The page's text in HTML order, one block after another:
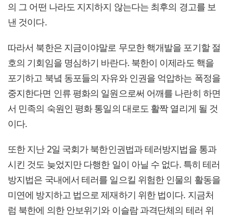
의 그 어떤 나라도 지지하지 않는다는 최후의 경고를 보
낸 것이다.
따라서 북한은 지금이야말로 무모한 핵개발을 포기할 절
호의 기회임을 명심하기 바란다. 북한이 이제라도 핵을
포기하고 북녘 동포들의 자유와 인권을 억압하는 폭정을
중지한다면 인류 평화의 일원으로써 어깨를 나란히 하면
서 민족의 숙원인 평화 통일의 대로도 활짝 열리게 될 것
이다.
또한 지난 2일 국회가 북한인권법과 테러방지법을 통과
시킨 것도 늦었지만 다행한 일이 아닐 수 없다. 특히 테러
방지법은 국내에서 테러를 일으킬 위험한 인물의 활동을
미연에 방지하고 법으로 제재하기 위한 법이다. 지금처
럼 북한에 의한 안보위기와 이슬람 과격단체의 테러 위